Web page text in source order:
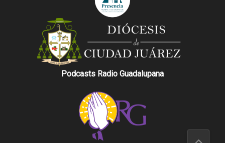
Podcasts Radio Guadalupana